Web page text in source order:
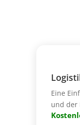
Eine
und der